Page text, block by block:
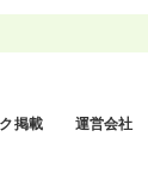
掲載 運営会社